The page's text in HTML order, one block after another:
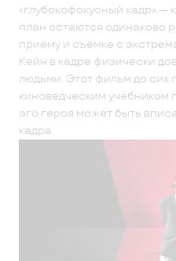
«глубокофокусный кадр» —
план остаются одинаково
приёму и съёмке с
Кейн в кадре физически
людьми. Этот фильм до сих
киноведческим учебником
эго героя может быть
кадра.